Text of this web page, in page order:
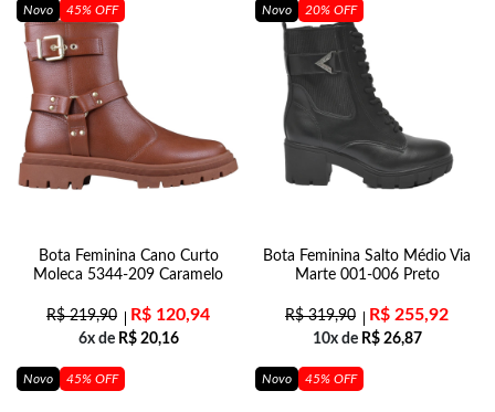
Novo 45% OFF
Bota Feminina Cano Curto
Moleca 5344-209 Caramelo
R$219,90 R$ 120,94
6x de R$20,16
Novo 20% OFF
Bota Feminina Salto Médio Via
Marte 001-006 Preto
R$319,90 R$ 255,92
10x de R$26,87
Novo 45% OFF Novo 45% OFF